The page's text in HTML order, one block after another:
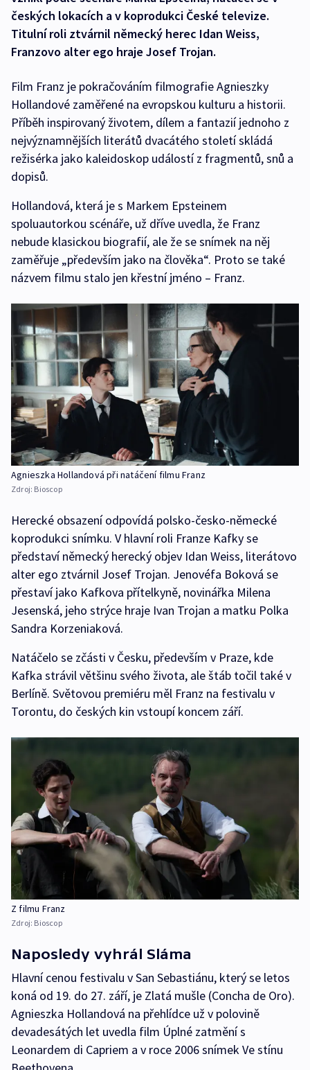
českých lokacích a v koprodukci České televize.
Titulní roli ztvárnil německý herec Idan Weiss,
Franzovo alter ego hraje Josef Trojan.
Film Franz je pokračováním filmografie Agnieszky
Hollandové zaměřené na evropskou kulturu a historii.
Příběh inspirovaný životem, dílem a fantazií jednoho z
nejvýznamnějších literátů dvacátého století skládá
režisérka jako kaleidoskop událostí z fragmentů, snů a
dopisů.
Hollandová, která je s Markem Epsteinem
spoluautorkou scénáře, už dříve uvedla, že Franz
nebude klasickou biografií, ale že se snímek na něj
zaměřuje „především jako na člověka“. Proto se také
názvem filmu stalo jen křestní jméno – Franz.
Agnieszka Hollandová při natáčení filmu Franz
Zdroj: Bioscop
Herecké obsazení odpovídá polsko-česko-německé
koprodukci snímku. V hlavní roli Franze Kafky se
představí německý herecký objev Idan Weiss, literátovo
alter ego ztvárnil Josef Trojan. Jenovéfa Boková se
přestaví jako Kafkova přítelkyně, novinářka Milena
Jesenská, jeho strýce hraje Ivan Trojan a matku Polka
Sandra Korzeniaková.
Natáčelo se zčásti v Česku, především v Praze, kde
Kafka strávil většinu svého života, ale štáb točil také v
Berlíně. Světovou premiéru měl Franz na festivalu v
Torontu, do českých kin vstoupí koncem září.
Z filmu Franz
Zdroj: Bioscop
Naposledy vyhrál Sláma
Hlavní cenou festivalu v San Sebastiánu, který se letos
koná od 19. do 27. září, je Zlatá mušle (Concha de Oro).
Agnieszka Hollandová na přehlídce už v polovině
devadesátých let uvedla film Úplné zatmění s
Leonardem di Capriem a v roce 2006 snímek Ve stínu